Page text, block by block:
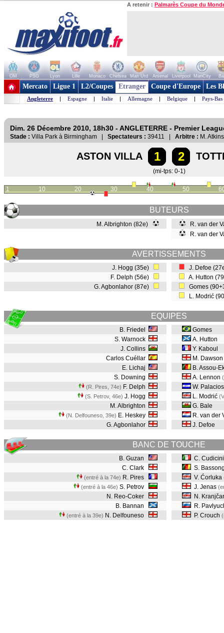
A retenir : Palmarès Coupe du
OM PSG Lyon Lille Monaco Chelsea Man Utd Arsenal Liverpool ManCity
+ de clubs
Mercato Ligue 1 L2/Coupes Etranger Coupe d'Europe Les
Angleterre | Espagne | Italie | Allemagne | Belgique | Pays-Bas
Dim. 26 Décembre 2010, 18h30 - ANGLETERRE - Premier
Stade : Villa Park à Birmingham | Spectateurs : 39411 | Arbitre : M.
ASTON VILLA 1 2
(mi-tps: 0-1)
1 10 20 30 40 50
BUTEURS
M. Albrighton (82e)
R. van der
R. van der
AVERTISSEMENTS
J. Hogg (35e)
F. Delph (56e)
G. Agbonlahor (87e)
J. Defoe
A. Hutton
Gomes
L. Modrić
EQUIPES
B. Friedel
S. Warnock
J. Collins
Carlos Cuéllar
E. Lichaj
S. Downing
(R. Pires, 74e) F. Delph
(S. Petrov, 46e) J. Hogg
M. Albrighton
(N. Delfouneso, 39e) E. Heskey
G. Agbonlahor
Gomes
A. Hutton
Y. Kaboul
M. Dawson
B. Assou-
A. Lennon
W. Palacios
L. Modrić
G. Bale
R. van der
J. Defoe
BANC DE TOUCHE
B. Guzan
C. Clark
(entré à la 74e) R. Pires
(entré à la 46e) S. Petrov
N. Reo-Coker
B. Bannan
(entré à la 39e) N. Delfouneso
C. Cudicini
S.
V. Ćorluka
J. Jenas
N. Kranjčar
R.
P. Crouch